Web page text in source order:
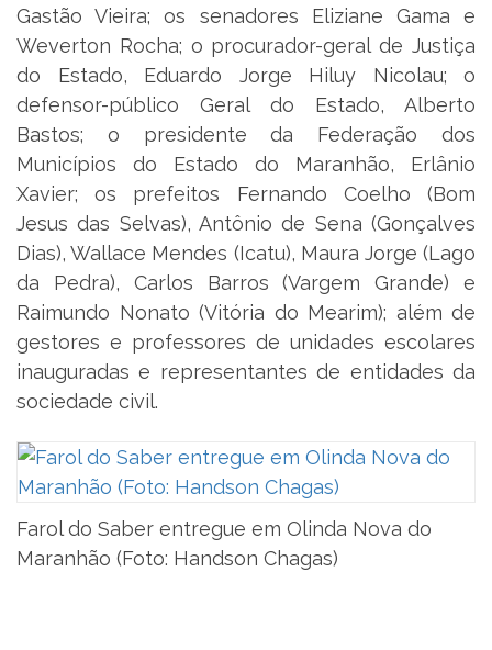
Gastão Vieira; os senadores Eliziane Gama e
Weverton Rocha; o procurador-geral de Justiça
do Estado, Eduardo Jorge Hiluy Nicolau; o
defensor-público Geral do Estado, Alberto
Bastos; o presidente da Federação dos
Municípios do Estado do Maranhão, Erlânio
Xavier; os prefeitos Fernando Coelho (Bom
Jesus das Selvas), Antônio de Sena (Gonçalves
Dias), Wallace Mendes (Icatu), Maura Jorge (Lago
da Pedra), Carlos Barros (Vargem Grande) e
Raimundo Nonato (Vitória do Mearim); além de
gestores e professores de unidades escolares
inauguradas e representantes de entidades da
sociedade civil.
Farol do Saber entregue em Olinda Nova do
Maranhão (Foto: Handson Chagas)